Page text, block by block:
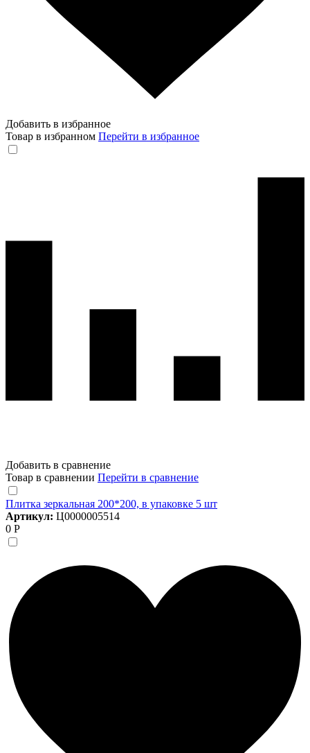
Добавить в избранное
Товар в избранном Перейти в избранное
Добавить в сравнение
Товар в сравнении Перейти в сравнение
Плитка зеркальная 200*200, в упаковке 5 шт
Артикул: Ц0000005514
0 Р